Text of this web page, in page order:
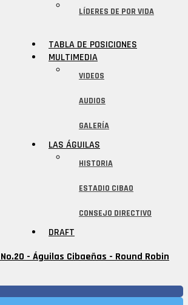
LÍDERES DE POR VIDA
TABLA DE POSICIONES
MULTIMEDIA
VIDEOS
AUDIOS
GALERÍA
LAS ÁGUILAS
HISTORIA
ESTADIO CIBAO
CONSEJO DIRECTIVO
DRAFT
- Águilas Cibaeñas - Round Robin